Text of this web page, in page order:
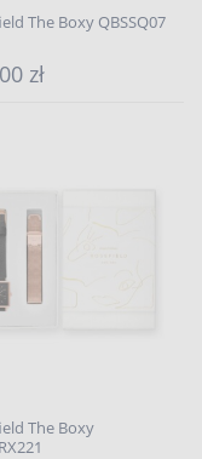
The Boxy QBSSQ07
zł
The Boxy